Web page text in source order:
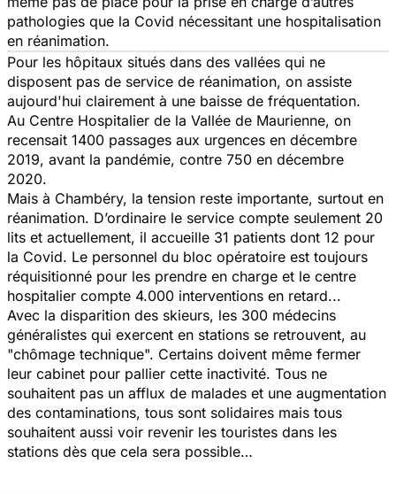
pathologies que la Covid nécessitant une hospitalisation
en réanimation.
Pour les hôpitaux situés dans des vallées qui ne
disposent pas de service de réanimation, on assiste
aujourd'hui clairement à une baisse de fréquentation.
Au Centre Hospitalier de la Vallée de Maurienne, on
recensait 1400 passages aux urgences en décembre
2019, avant la pandémie, contre 750 en décembre
2020.
Mais à Chambéry, la tension reste importante, surtout en
réanimation. D’ordinaire le service compte seulement 20
lits et actuellement, il accueille 31 patients dont 12 pour
la Covid. Le personnel du bloc opératoire est toujours
réquisitionné pour les prendre en charge et le centre
hospitalier compte 4.000 interventions en retard...
Avec la disparition des skieurs, les 300 médecins
généralistes qui exercent en stations se retrouvent, au
"chômage technique". Certains doivent même fermer
leur cabinet pour pallier cette inactivité. Tous ne
souhaitent pas un afflux de malades et une augmentation
des contaminations, tous sont solidaires mais tous
souhaitent aussi voir revenir les touristes dans les
stations dès que cela sera possible…